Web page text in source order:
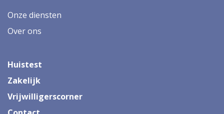
Onze diensten
Over ons
Huistest
Zakelijk
Vrijwilligerscorner